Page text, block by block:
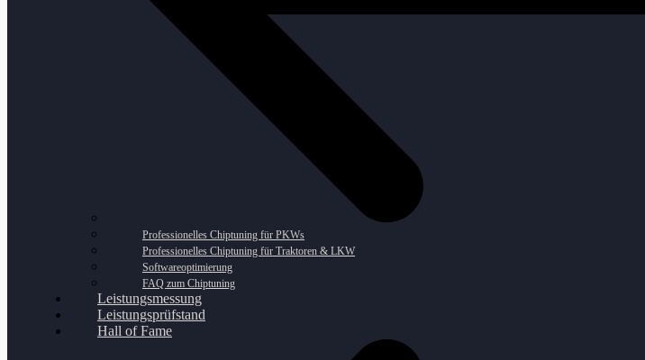
Professionelles Chiptuning für PKWs
Professionelles Chiptuning für Traktoren & LKW
Softwareoptimierung
FAQ zum Chiptuning
Leistungsmessung
Leistungsprüfstand
Hall of Fame